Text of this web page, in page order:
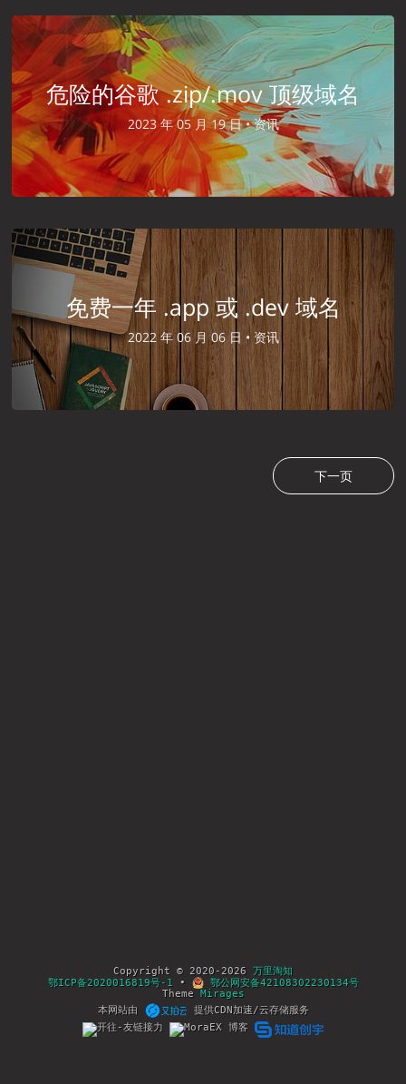
危险的谷歌 .zip/.mov 顶级域名
2023 年 05 月 19 日 •资讯
免费一年 .app 或 .dev 域名
2022 年 06 月 06 日 • 资讯
下一页
Copyright © 2020-2026 万里淘知
鄂ICP备2020016819号-1 •
鄂公网安备42108302230134号
Theme Mirages
本网站由
提供CDN加速/云存储服务